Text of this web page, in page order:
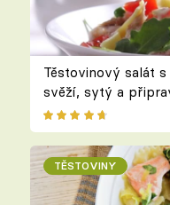
Těstovinový salát
svěží, sytý a
TĚSTOVINY